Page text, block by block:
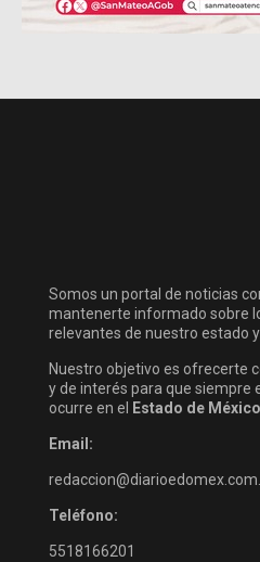
Somos un portal de noticias
mantenerte informado sobre
relevantes de nuestro estado
Nuestro objetivo es ofrecerte
y de interés para que siempre
ocurre en el
Estado de México
Email:
Teléfono:
5518166201